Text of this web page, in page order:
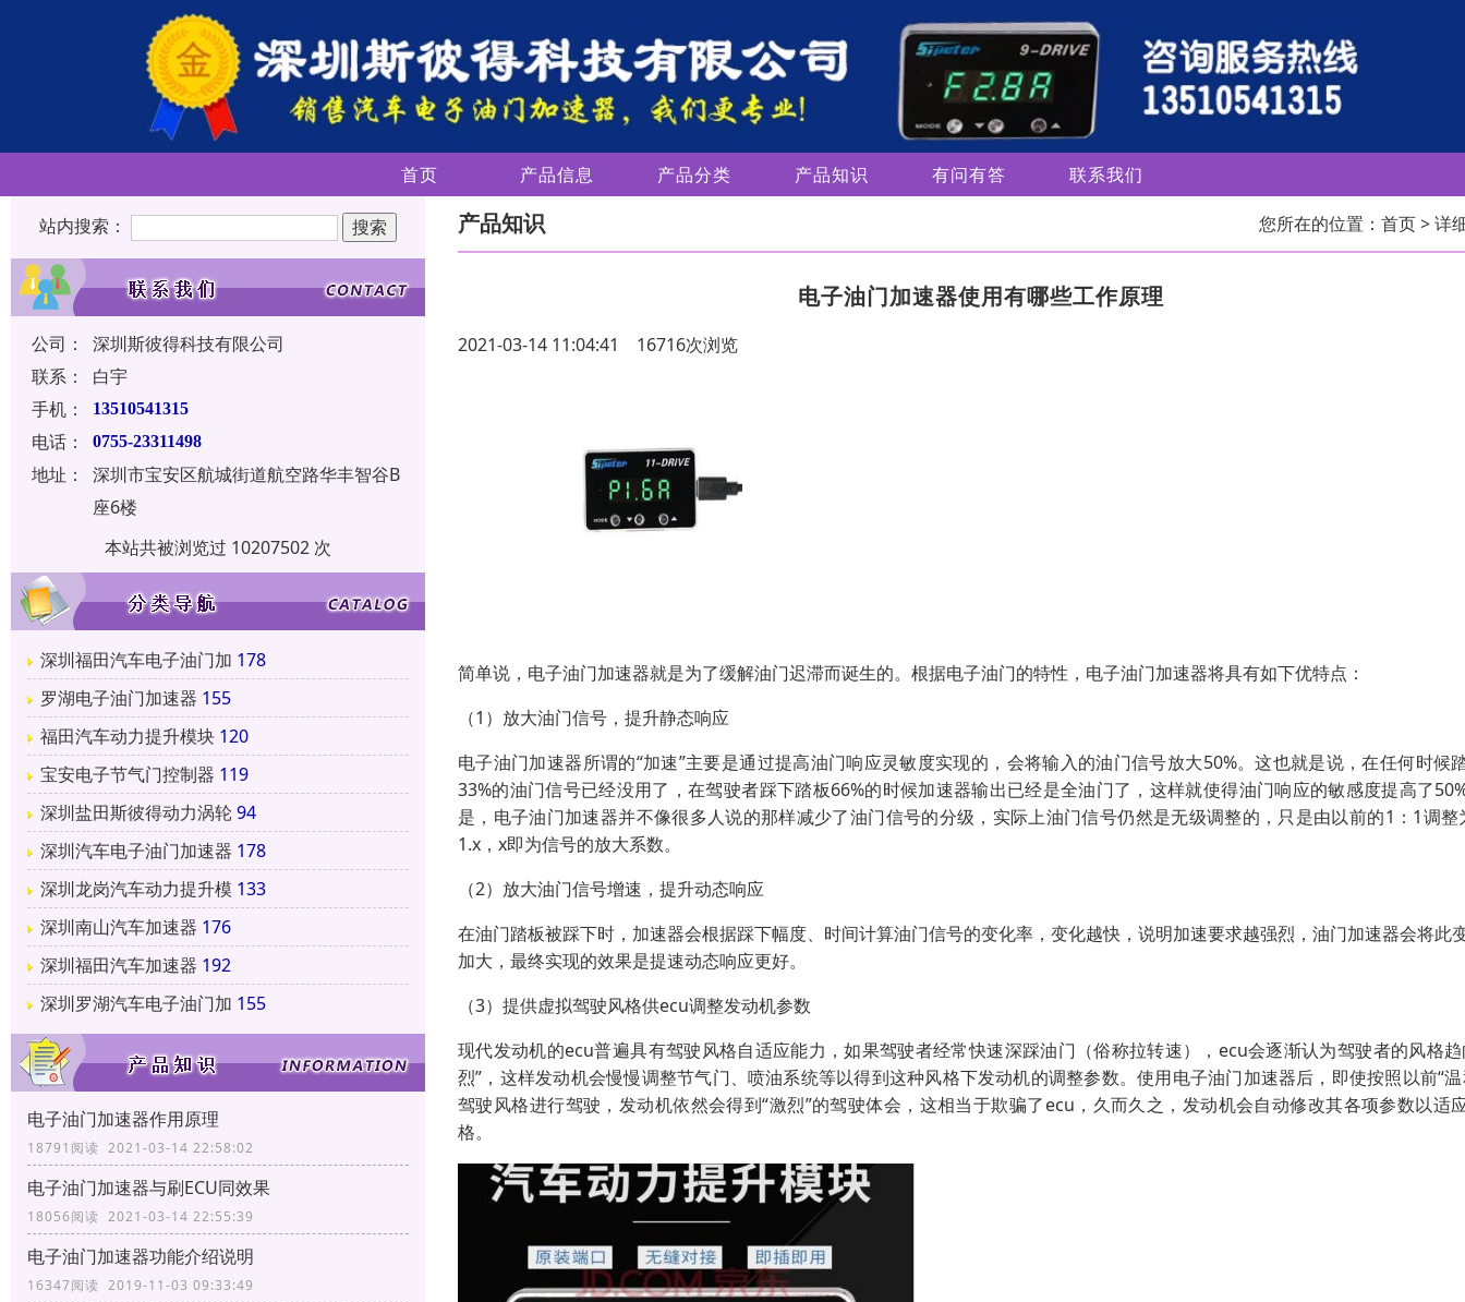
首页 产品信息 产品分类 产品知识 有问有答 联系我们
站内搜索：
公司：
深圳斯彼得科技有限公司
联系：
白宇
手机：
13510541315
电话： 0755-23311498
地址：
深圳市宝安区航城街道航空路华丰智谷B
座6楼
本站共被浏览过 10207502 次
深圳福田汽车电子油门加 178
罗湖电子油门加速器 155
福田汽车动力提升模块 120
宝安电子节气门控制器 119
深圳盐田斯彼得动力涡轮94
深圳汽车电子油门加速器 178
深圳龙岗汽车动力提升模 133
深圳南山汽车加速器 176
深圳福田汽车加速器 192
深圳罗湖汽车电子油门加 155
电子油门加速器作用原理
18791阅读 2021-03-14 22:58:02
电子油门加速器与刷ECU同效果
18056阅读 2021-03-14 22:55:39
电子油门加速器功能介绍说明
16347阅读 2019-11-03 09:33:49
产品知识 您所在的位置： 首页> 详
电子油门加速器使用有哪些工作原理
2021-03-14 11:04:41 16716次浏览
简单说，电子油门加速器就是为了缓解油门迟滞而诞生的。根据电子油门的特性，电子油门加速器将具有如下优特点：
（1）放大油门信号，提升静态响应
电子油门加速器所谓的“加速”主要是通过提高油门响应灵敏度实现的，会将输入的油门信号放大50%。这也就是说，在任何时候
33%的油门信号已经没用了，在驾驶者踩下踏板66%的时候加速器输出已经是全油门了，这样就使得油门响应的敏感度提高了
是，电子油门加速器并不像很多人说的那样减少了油门信号的分级，实际上油门信号仍然是无级调整的，只是由以前的1：1调整
1.x，x即为信号的放大系数。
（2）放大油门信号增速，提升动态响应
在油门踏板被踩下时，加速器会根据踩下幅度、时间计算油门信号的变化率，变化越快，说明加速要求越强烈，油门加速器会将此
加大，最终实现的效果是提速动态响应更好。
（3）提供虚拟驾驶风格供ecu调整发动机参数
现代发动机的ecu普遍具有驾驶风格自适应能力，如果驾驶者经常快速深踩油门（俗称拉转速），ecu会逐渐认为驾驶者的风格趋
烈”，这样发动机会慢慢调整节气门、喷油系统等以得到这种风格下发动机的调整参数。使用电子油门加速器后，即使按照以前“温
驾驶风格进行驾驶，发动机依然会得到“激烈”的驾驶体会，这相当于欺骗了ecu，久而久之，发动机会自动修改其各项参数以适
格。